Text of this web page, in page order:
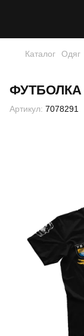
Каталог Одяг
ФУТБОЛКА
Артикул: 7078291